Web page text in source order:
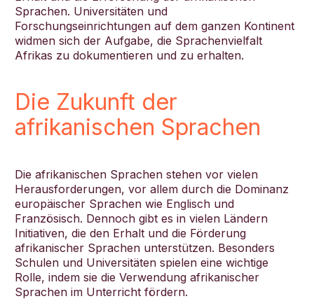
Sprachen. Universitäten und
Forschungseinrichtungen auf dem ganzen Kontinent
widmen sich der Aufgabe, die Sprachenvielfalt
Afrikas zu dokumentieren und zu erhalten.
Die Zukunft der
afrikanischen Sprachen
Die afrikanischen Sprachen stehen vor vielen
Herausforderungen, vor allem durch die Dominanz
europäischer Sprachen wie Englisch und
Französisch. Dennoch gibt es in vielen Ländern
Initiativen, die den Erhalt und die Förderung
afrikanischer Sprachen unterstützen. Besonders
Schulen und Universitäten spielen eine wichtige
Rolle, indem sie die Verwendung afrikanischer
Sprachen im Unterricht fördern.